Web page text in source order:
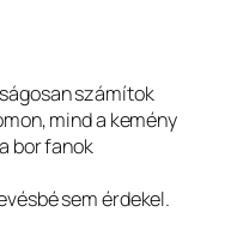
számítok
mind a kemény
bor fanok
sem érdekel.